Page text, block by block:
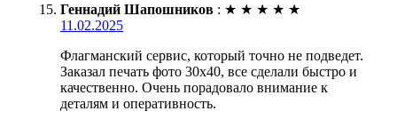
Геннадий Шапошников : ★ ★ ★ ★ ★
11.02.2025
Флагманский сервис, который точно не подведет.
Заказал печать фото 30х40, все сделали быстро и
качественно. Очень порадовало внимание к
деталям и оперативность.